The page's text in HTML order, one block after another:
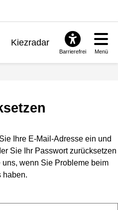
Kiezradar
Barrierefrei Menü
Ihre E-Mail-Adresse ein und
Sie Ihr Passwort zurücksetzen
wenn Sie Probleme beim
haben.